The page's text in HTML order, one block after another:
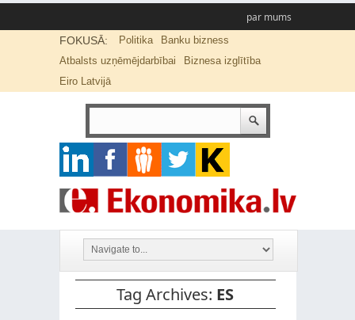
par mums
FOKUSĀ: Politika
Banku bizness
Atbalsts uzņēmējdarbībai
Biznesa izglītība
Eiro Latvijā
Tag Archives: ES